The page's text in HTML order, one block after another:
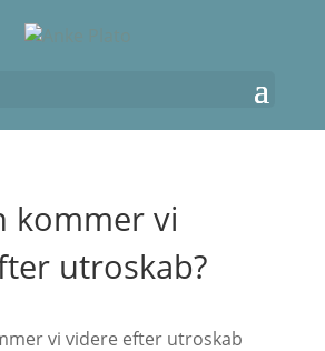
kommer vi
utroskab?